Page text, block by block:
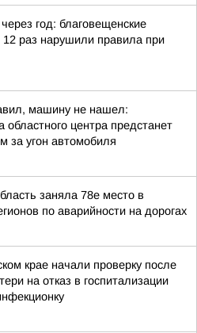
год: благовещенские
12 раз нарушили правила при
машину не нашел:
областного центра предстанет
за угон автомобиля
заняла 78е место в
по аварийности на дорогах
крае начали проверку после
на отказ в госпитализации